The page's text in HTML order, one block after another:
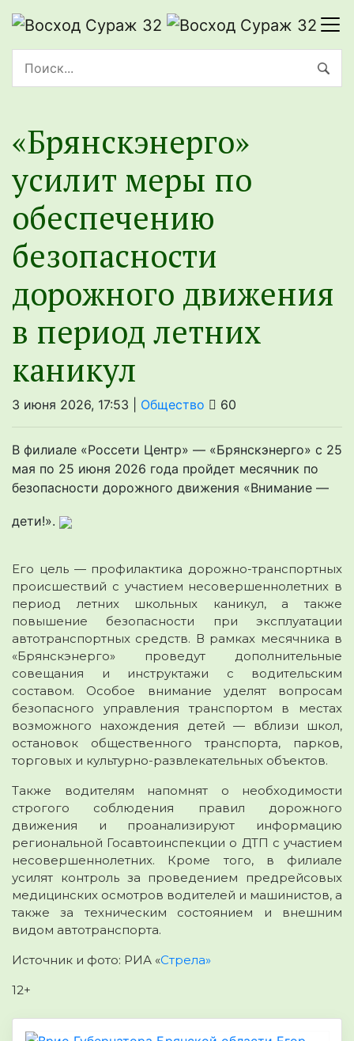
«Брянскэнерго»
усилит меры по
обеспечению
безопасности
дорожного движения
в период летних
каникул
3 июня 2026, 17:53 | Общество 60
В филиале «Россети Центр» — «Брянскэнерго» с 25
мая по 25 июня 2026 года пройдет месячник по
безопасности дорожного движения «Внимание —
дети!».
Его цель — профилактика дорожно-транспортных
происшествий с участием несовершеннолетних в
период летних школьных каникул, а также
повышение безопасности при эксплуатации
автотранспортных средств. В рамках месячника в
«Брянскэнерго» проведут дополнительные
совещания и инструктажи с водительским
составом. Особое внимание уделят вопросам
безопасного управления транспортом в местах
возможного нахождения детей — вблизи школ,
остановок общественного транспорта, парков,
торговых и культурно-развлекательных объектов.
Также водителям напомнят о необходимости
строгого соблюдения правил дорожного
движения и проанализируют информацию
региональной Госавтоинспекции о ДТП с участием
несовершеннолетних. Кроме того, в филиале
усилят контроль за проведением предрейсовых
медицинских осмотров водителей и машинистов, а
также за техническим состоянием и внешним
видом автотранспорта.
Источник и фото: РИА «Стрела»
12+